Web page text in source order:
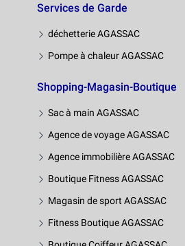
Services de Garde
déchetterie AGASSAC
Pompe à chaleur AGASSAC
Shopping-Magasin-Boutique
Sac à main AGASSAC
Agence de voyage AGASSAC
Agence immobilière AGASSAC
Boutique Fitness AGASSAC
Magasin de sport AGASSAC
Fitness Boutique AGASSAC